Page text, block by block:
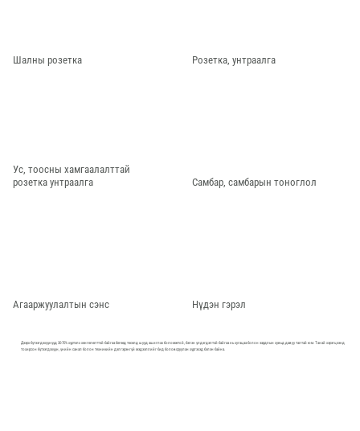
Шалны розетка Розетка, унтраалга
Ус, тоосны хамгаалалттай
розетка унтраалга
Самбар, самбарын тоноглол
Агааржуулалтын сэнс Нүдэн гэрэл
Дээрх бүтээгдэхүүнүүд 30-70% хүртэлх хөнгөлөлттэй байгаа бөгөөд төсөлд шууд ашиглах боломжтой, бэлэн үлдэгдэлтэй байгаа нь хугацаа болон зардлын хувьд давуу талтай юм. Танай хэрэгцээнд
тохирсон бүтээгдэхүүн, үнийн санал болон техникийн дэлгэрэнгүй мэдээллийг бид боловсруулан хүргэхэд бэлэн байна.